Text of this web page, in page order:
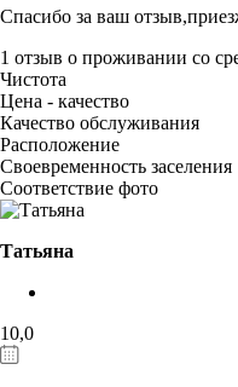
Спасибо за ваш
1 отзыв о проживании со
Чистота
Цена - качество
Качество обслуживания
Расположение
Своевременность заселения
Соответствие фото
Татьяна
10,0